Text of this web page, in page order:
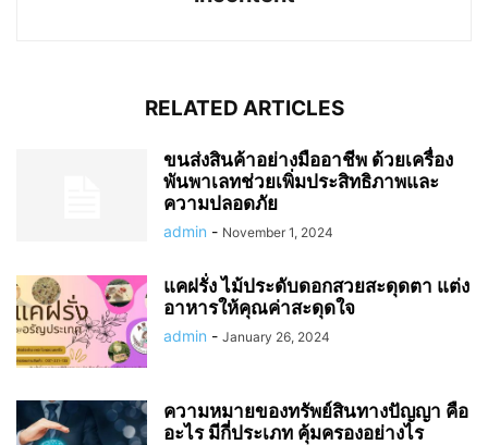
RELATED ARTICLES
ขนส่งสินค้าอย่างมืออาชีพ ด้วยเครื่อง
พันพาเลทช่วยเพิ่มประสิทธิภาพและ
ความปลอดภัย
admin - November 1, 2024
แคฝรั่ง ไม้ประดับดอกสวยสะดุดตา แต่ง
อาหารให้คุณค่าสะดุดใจ
admin - January 26, 2024
ความหมายของทรัพย์สินทางปัญญา คือ
อะไร มีกี่ประเภท คุ้มครองอย่างไร